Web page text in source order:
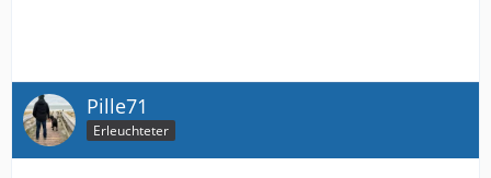
Pille71
Erleuchteter